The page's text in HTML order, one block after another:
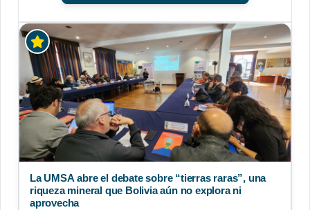
La UMSA abre el debate sobre “tierras raras”, una
riqueza mineral que Bolivia aún no explora ni
aprovecha